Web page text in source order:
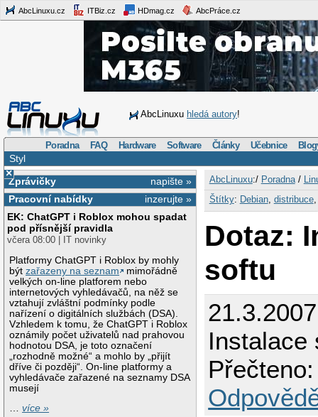
AbcLinuxu.cz ITBiz.cz HDmag.cz AbcPráce.cz
AbcLinuxu hledá autory!
Poradna FAQ Hardware Software Články Učebnice
Styl
×
napište »
Zprávičky
inzerujte »
Pracovní nabídky
EK: ChatGPT i Roblox mohou spadat
pod přísnější pravidla
včera 08:00 | IT novinky
Platformy ChatGPT i Roblox by mohly
býtzařazeny na seznam
mimořádně
velkých on-line platforem nebo
internetových vyhledávačů, na něž se
vztahují zvláštní podmínky podle
nařízení o digitálních službách (DSA).
Vzhledem k tomu, že ChatGPT i Roblox
oznámily počet uživatelů nad prahovou
hodnotou DSA, je toto označení
„rozhodně možné“ a mohlo by „přijít
dříve či později“. On-line platformy a
vyhledávače zařazené na seznamy DSA
musejí
…více »
AbcLinuxu:/ Poradna/
Štítky: Debian, distribuce
Dotaz:
softu
Instalace